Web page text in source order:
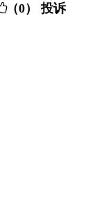
（0） 投诉